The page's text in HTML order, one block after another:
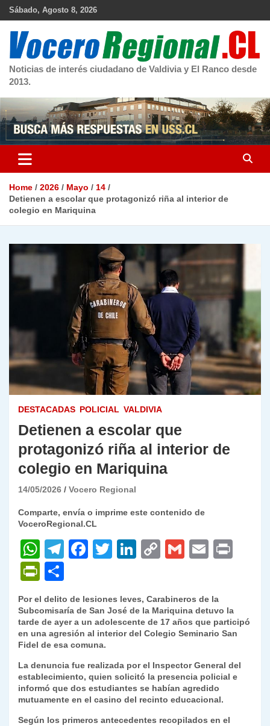
Skip
Sábado, Agosto 8, 2026
Noticias de interés ciudadano de Valdivia y El Ranco desde
2013.
Home 2026 Mayo
14
Detienen a escolar que protagonizó riña al interior de
colegio en Mariquina
DESTACADAS POLICIAL VALDIVIA
Detienen a escolar que
protagonizó riña al interior de
colegio en Mariquina
14/05/2026 Vocero Regional
Comparte, envía o imprime este contenido de
VoceroRegional.CL
W
h
at
s
A
p
p
T
gr
a
m
F
e
b
o
o
k
T
er
Li
e
dI
C
y
Li
n
k
G
l
E
l
P
ri
nt
Fr
ie
n
dl
y
o
m
p
ar
tir
Por el delito de lesiones leves, Carabineros de la
Subcomisaría de San José de la Mariquina detuvo la
tarde de ayer a un adolescente de 17 años que participó
en una agresión al interior del Colegio Seminario San
Fidel de esa comuna.
La denuncia fue realizada por el Inspector General del
establecimiento, quien solicitó la presencia policial e
informó que dos estudiantes se habían agredido
mutuamente en el casino del recinto educacional.
Según los primeros antecedentes recopilados en el